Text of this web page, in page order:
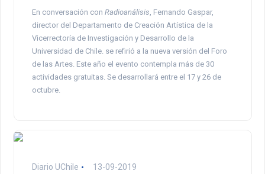
En conversación con Radioanálisis, Fernando Gaspar,
director del Departamento de Creación Artística de la
Vicerrectoría de Investigación y Desarrollo de la
Universidad de Chile. se refirió a la nueva versión del Foro
de las Artes. Este año el evento contempla más de 30
actividades gratuitas. Se desarrollará entre el 17 y 26 de
octubre.
Diario UChile 13-09-2019